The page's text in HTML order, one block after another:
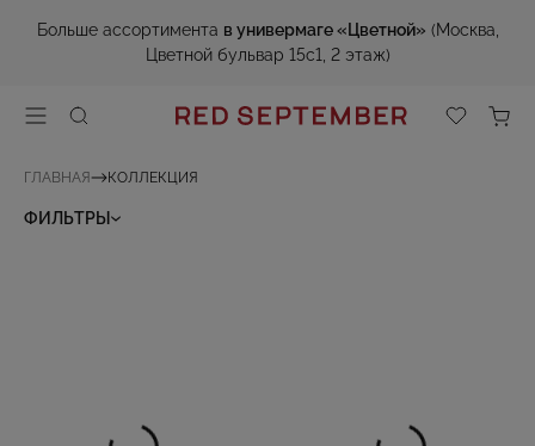
Больше ассортимента в универмаге «Цветной» (Москва,
Цветной бульвар 15с1, 2 этаж)
ГЛАВНАЯ КОЛЛЕКЦИЯ
ФИЛЬТРЫ